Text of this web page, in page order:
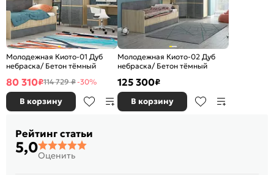
Молодежная Киото-01 Дуб
небраска/ Бетон тёмный
80 310₽114 729 ₽-30%
В корзину
Молодежная Киото-02 Дуб
небраска/ Бетон тёмный
125 300₽
В корзину
Рейтинг статьи
5,0Оценить